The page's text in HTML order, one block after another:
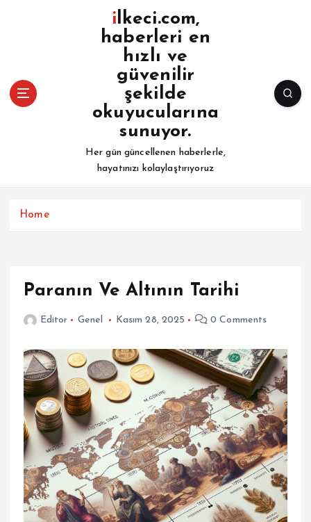
ilkeci.com,
haberleri en
hızlı ve
güvenilir
şekilde
okuyucularına
sunuyor.
Her gün güncellenen haberlerle,
hayatınızı kolaylaştırıyoruz
Home
Paranın Ve Altının Tarihi
Editor Genel Kasım 28, 2025 0 Comments